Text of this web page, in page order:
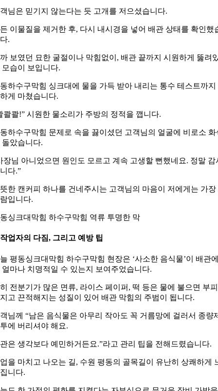
님은 믿기지 않는다는 듯 고개를 저으셨습니다.
이물질을 제거한 후, 다시 내시경을 넣어 배관 상태를 확인했
.
보였던 묘한 굴절이나 막힘없이, 배관 끝까지 시원하게 뚫려
모습이 보입니다.
하수구막힘 싱크대에 물을 가득 받아 내리는 통수 테스트까지
게 마쳤습니다.
콸콸!” 시원한 물소리가 주방의 정적을 깹니다.
하수구막힘 문제로 속을 끓이셨던 고객님의 얼굴에 비로소 화
돌았습니다.
장님 아니었으면 원인도 모르고 계속 고생할 뻔했네요. 정말 감
다.”
한 캔커피 하나를 건네주시는 고객님의 마음이 저에게는 가장
입니다.
싱크대막힘 하수구막힘 역류 투명한 막
업자의 다짐, 그리고 예방 팁
평동싱크대막힘 하수구막힘 현장은 ‘사소한 음식물’이 배관
얼마나 치명적일 수 있는지 보여주었습니다.
전분기가 많은 면류, 라이스 페이퍼, 떡 등은 물에 불으면 부
고 끈적해지는 성질이 있어 배관 막힘의 주범이 됩니다.
님께 “남은 음식물은 아무리 작아도 꼭 거름망에 걸러서 종량
에 버리셔야 해요.
은 생각보다 예민하거든요.”라고 관리 팁을 전해드렸습니다.
을 마치고 나오는 길, 수원 평동의 골목길이 유난히 상쾌하게
니다.